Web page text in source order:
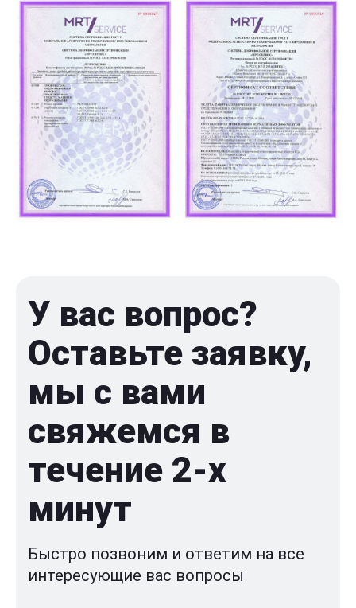
У вас вопрос?
Оставьте заявку,
мы с вами
свяжемся в
течение 2-x
минут
Быстро позвоним и ответим на все
интересующие вас вопросы